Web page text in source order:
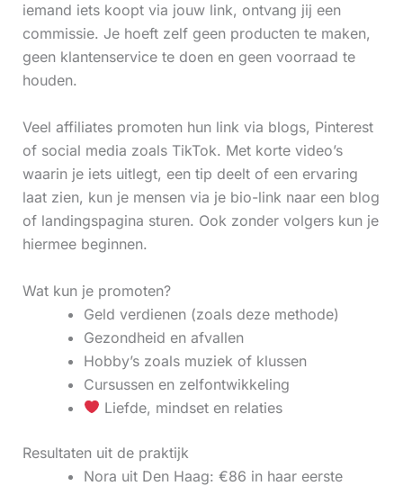
iemand iets koopt via jouw link, ontvang jij een
commissie. Je hoeft zelf geen producten te maken,
geen klantenservice te doen en geen voorraad te
houden.
Veel affiliates promoten hun link via blogs, Pinterest
of social media zoals TikTok. Met korte video’s
waarin je iets uitlegt, een tip deelt of een ervaring
laat zien, kun je mensen via je bio-link naar een blog
of landingspagina sturen. Ook zonder volgers kun je
hiermee beginnen.
Wat kun je promoten?
Geld verdienen (zoals deze methode)
Gezondheid en afvallen
Hobby’s zoals muziek of klussen
Cursussen en zelfontwikkeling
Liefde, mindset en relaties
Resultaten uit de praktijk
Nora uit Den Haag: €86 in haar eerste